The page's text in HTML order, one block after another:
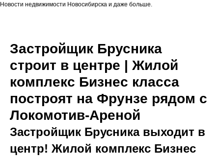
Новости недвижимости Новосибирска и даже больше.
Застройщик Брусника
строит в центре | Жилой
комплекс Бизнес класса
построят на Фрунзе рядом с
Локомотив-Ареной
Застройщик Брусника выходит в
центр! Жилой комплекс Бизнес